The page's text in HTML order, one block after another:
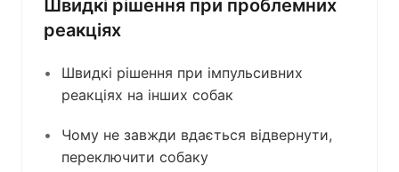
Швидкі рішення при проблемних
реакціях
Швидкі рішення при імпульсивних
реакціях на інших собак
Чому не завжди вдається відвернути,
переключити собаку